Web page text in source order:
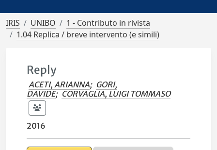
IRIS UNIBO
1 - Contributo in rivista
1.04 Replica / breve intervento (e simili)
Reply
ACETI, ARIANNA; GORI,
DAVIDE; CORVAGLIA, LUIGI TOMMASO
2016